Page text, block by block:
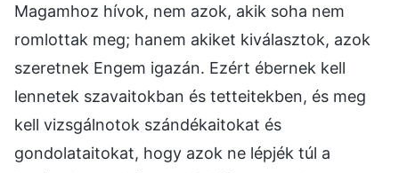
Magamhoz hívok, nem azok, akik soha nem
romlottak meg; hanem akiket kiválasztok, azok
szeretnek Engem igazán. Ezért ébernek kell
lennetek szavaitokban és tetteitekben, és meg
kell vizsgálnotok szándékaitokat és
gondolataitokat, hogy azok ne lépjék túl a